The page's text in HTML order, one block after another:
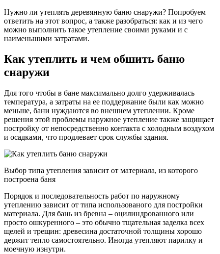
Нужно ли утеплять деревянную баню снаружи? Попробуем
ответить на этот вопрос, а также разобраться: как и из чего
можно выполнить такое утепление своими руками и с
наименьшими затратами.
Как утеплить и чем обшить баню
снаружи
Для того чтобы в бане максимально долго удерживалась
температура, а затраты на ее поддержание были как можно
меньше, бани нуждаются во внешнем утеплении. Кроме
решения этой проблемы наружное утепление также защищает
постройку от непосредственно контакта с холодным воздухом
и осадками, что продлевает срок службы здания.
Выбор типа утепления зависит от материала, из которого
построена баня
Порядок и последовательность работ по наружному
утеплению зависит от типа использованого для постройки
материала. Для бань из бревна – оцилиндрованного или
просто ошкуренного – это обычно тщательная заделка всех
щелей и трещин: древесина достаточной толщины хорошо
держит тепло самостоятельно. Иногда утепляют парилку и
моечную изнутри.